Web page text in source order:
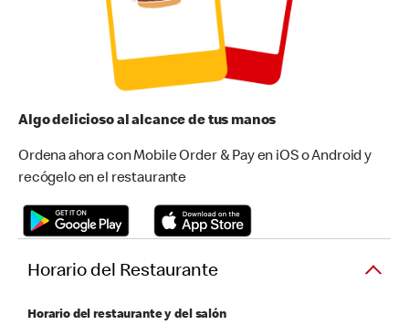
Algo delicioso al alcance de tus manos
Ordena ahora con Mobile Order & Pay en iOS o Android y
recógelo en el restaurante
Horario del Restaurante
Horario del restaurante y del salón